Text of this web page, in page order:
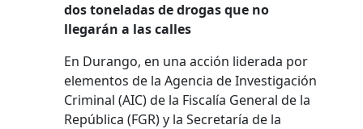
dos toneladas de drogas que no
llegarán a las calles
En Durango, en una acción liderada por
elementos de la Agencia de Investigación
Criminal (AIC) de la Fiscalía General de la
República (FGR) y la Secretaría de la